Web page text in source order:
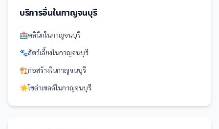
บริการอื่นในกาญจนบุรี
🏥คลินิกในกาญจนบุรี
🐾สัตว์เลี้ยงในกาญจนบุรี
🏗️ก่อสร้างในกาญจนบุรี
☀️โซล่าเซลล์ในกาญจนบุรี